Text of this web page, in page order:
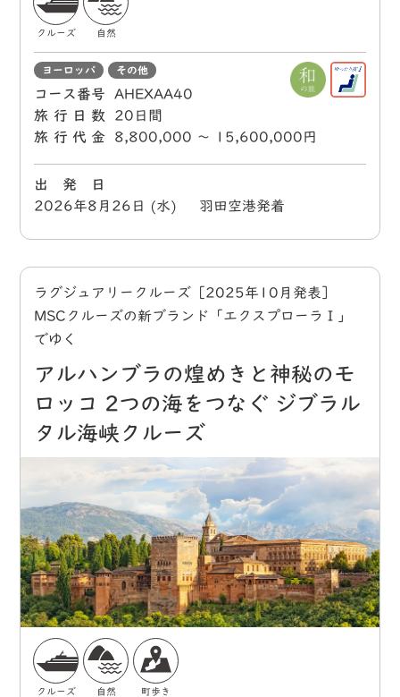
クルーズ 自然
ヨーロッパ その他
コース番号
AHEXAA40
旅行日数
20日間
旅行代金
8,800,000 〜 15,600,000円
出 発 日
2026年8月26日 (水) 羽田空港発着
ラグジュアリークルーズ［2025年10月発表］
MSCクルーズの新ブランド「エクスプローラⅠ」
でゆく
アルハンブラの煌めきと神秘のモ
ロッコ 2つの海をつなぐ ジブラル
タル海峡クルーズ
クルーズ 自然 町歩き